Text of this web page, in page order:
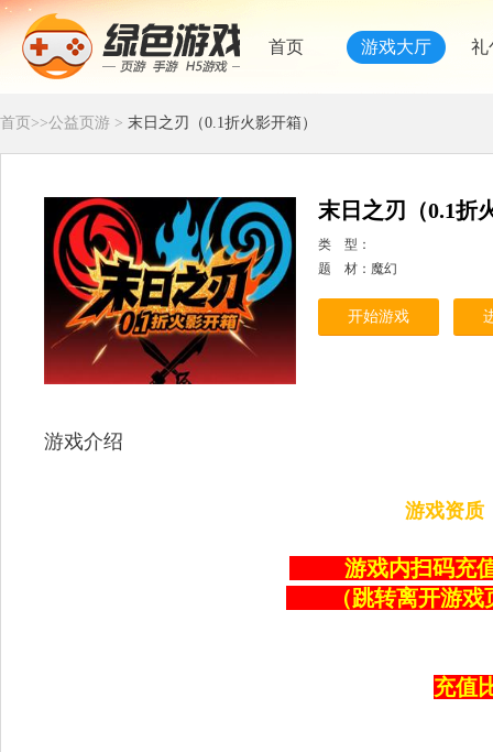
首页 游戏大厅 礼
首页 >>公益页游 > 末日之刃（0.1折火影开箱）
末日之刃（0.1折
类 型：
题 材：魔幻
开始游戏
游戏介绍
游戏资质
游戏内扫码充
（跳转离开游
充值